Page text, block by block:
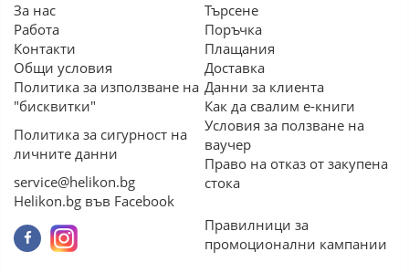
За нас
Работа
Контакти
Общи условия
Политика за използване на
"бисквитки"
Политика за сигурност на
личните данни
service@helikon.bg
Helikon.bg във Facebook
Търсене
Поръчка
Плащания
Доставка
Данни за клиента
Как да свалим е-книги
Условия за ползване на
ваучер
Право на отказ от закупена
стока
Правилници за
промоционални кампании